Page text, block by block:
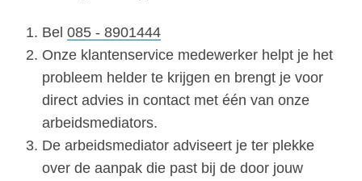
​Bel 085 - 8901444
Onze klantenservice medewerker helpt je het
probleem helder te krijgen en brengt je voor
direct advies in contact met één van onze
arbeidsmediators.
De arbeidsmediator adviseert je ter plekke
over de aanpak die past bij de door jouw